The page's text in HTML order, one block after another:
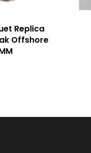
Replica
Offshore